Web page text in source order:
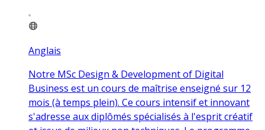
Anglais
Notre MSc Design & Development of Digital
Business est un cours de maîtrise enseigné sur 12
mois (à temps plein). Ce cours intensif et innovant
s'adresse aux diplômés spécialisés à l'esprit créatif